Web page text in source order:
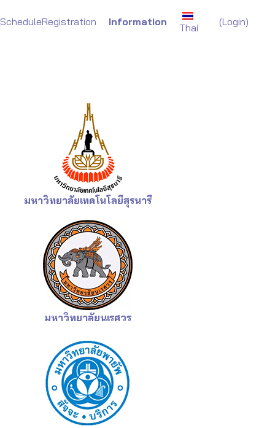
ScheduleRegistration Information Thai
(Login)
มหาวิทยาลัยเทคโนโลยีสุรนารี
มหาวิทยาลัยนเรศวร